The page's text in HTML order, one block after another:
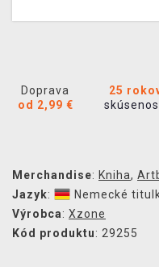
Doprava
od 2,99 €
25
Merchandise: Kniha,
Jazyk:
Nemecké
Výrobca: Xzone
Kód produktu: 29255